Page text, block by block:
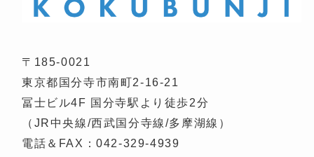
〒185-0021
東京都国分寺市南町2-16-21
冨士ビル4F 国分寺駅より徒歩2分
（JR中央線/西武国分寺線/多摩湖線）
電話＆FAX：042-329-4939